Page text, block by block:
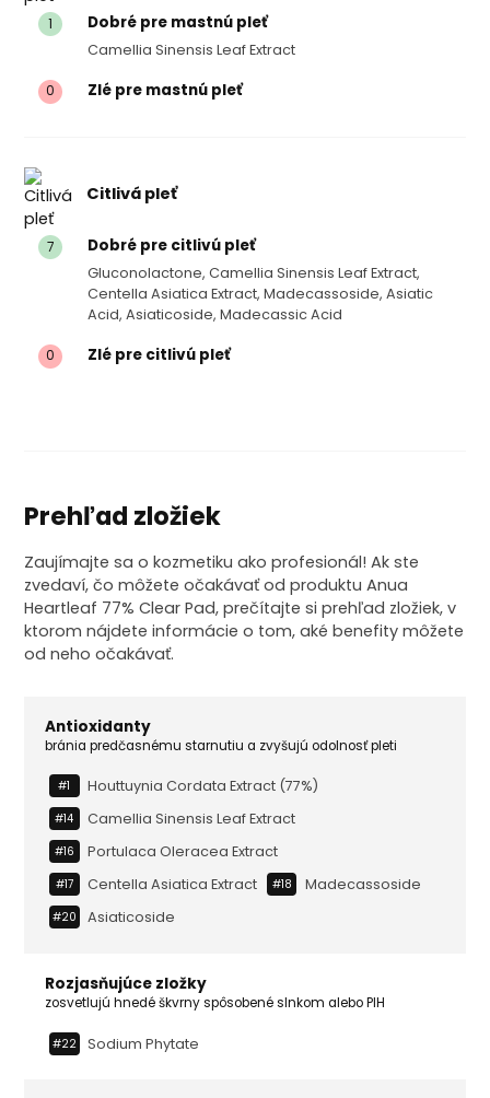
1 Dobré pre mastnú pleť
Camellia Sinensis Leaf Extract
0 Zlé pre mastnú pleť
Citlivá pleť
7 Dobré pre citlivú pleť
Gluconolactone, Camellia Sinensis Leaf Extract,
Centella Asiatica Extract, Madecassoside, Asiatic
Acid, Asiaticoside, Madecassic Acid
0 Zlé pre citlivú pleť
Prehľad zložiek
Zaujímajte sa o kozmetiku ako profesionál! Ak ste
zvedaví, čo môžete očakávať od produktu Anua
Heartleaf 77% Clear Pad, prečítajte si prehľad zložiek, v
ktorom nájdete informácie o tom, aké benefity môžete
od neho očakávať.
Antioxidanty
bránia predčasnému starnutiu a zvyšujú odolnosť pleti
#1 Houttuynia Cordata Extract (77%)
#14 Camellia Sinensis Leaf Extract
#16 Portulaca Oleracea Extract
#17 Centella Asiatica Extract #18 Madecassoside
#20 Asiaticoside
Rozjasňujúce zložky
zosvetlujú hnedé škvrny spôsobené slnkom alebo PIH
#22 Sodium Phytate